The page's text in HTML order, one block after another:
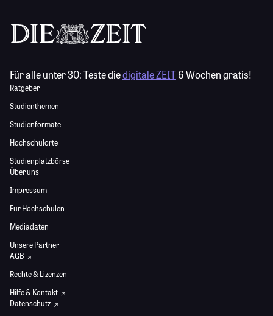
Für alle unter 30:Teste diedigitale ZEIT6 Wochen gratis!
Ratgeber
Studienthemen
Studienformate
Hochschulorte
Studienplatzbörse
Über uns
Impressum
Für Hochschulen
Mediadaten
Unsere Partner
AGB
Rechte & Lizenzen
Hilfe & Kontakt
Datenschutz